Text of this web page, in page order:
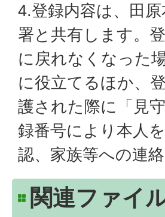
4.登録内容は、田
署と共有します。
に戻れなくなった
に役立てるほか、
護された際に「見
録番号により本人
認、家族等への連
関連ファイ